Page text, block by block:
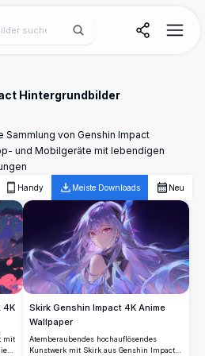
Hintergrundbilder
von Genshin Impact
und Mobilgeräte mit lebendigen
Handy Meiste Downloads Neu
4K
mit
Skirk Genshin Impact 4K Anime
Wallpaper
Atemberaubendes hochauflösendes
Kunstwerk mit Skirk aus Genshin Impact